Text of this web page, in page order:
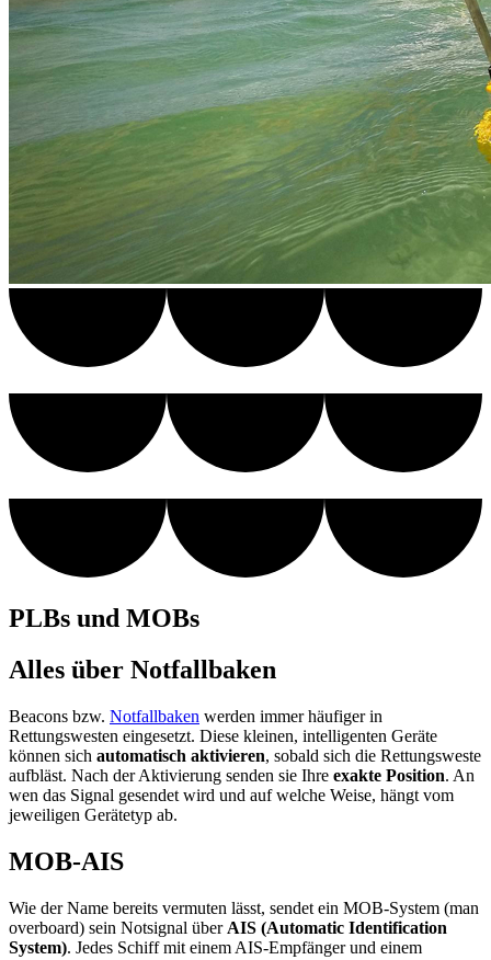
PLBs und MOBs
Alles über Notfallbaken
Beacons bzw. Notfallbaken werden immer häufiger in
Rettungswesten eingesetzt. Diese kleinen, intelligenten Geräte
können sich automatisch aktivieren, sobald sich die Rettungsweste
aufbläst. Nach der Aktivierung senden sie Ihre exakte Position. An
wen das Signal gesendet wird und auf welche Weise, hängt vom
jeweiligen Gerätetyp ab.
MOB-AIS
Wie der Name bereits vermuten lässt, sendet ein MOB-System (man
overboard) sein Notsignal über AIS (Automatic Identification
System). Jedes Schiff mit einem AIS-Empfänger und einem